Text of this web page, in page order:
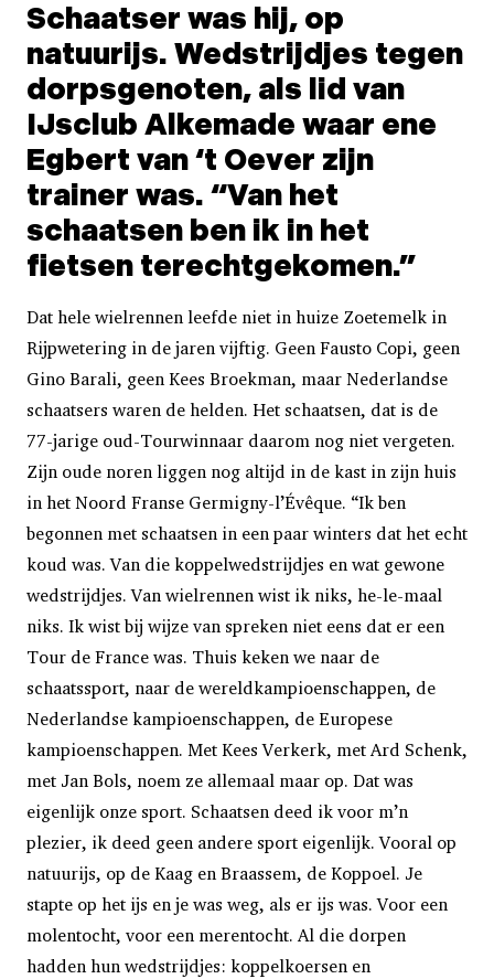
Schaatser was hij, op
natuurijs. Wedstrijdjes tegen
dorpsgenoten, als lid van
IJsclub Alkemade waar ene
Egbert van ‘t Oever zijn
trainer was. “Van het
schaatsen ben ik in het
fietsen terechtgekomen.”
Dat hele wielrennen leefde niet in huize Zoetemelk in
Rijpwetering in de jaren vijftig. Geen Fausto Copi, geen
Gino Barali, geen Kees Broekman, maar Nederlandse
schaatsers waren de helden. Het schaatsen, dat is de
77-jarige oud-Tourwinnaar daarom nog niet vergeten.
Zijn oude noren liggen nog altijd in de kast in zijn huis
in het Noord Franse Germigny-l’Évêque. “Ik ben
begonnen met schaatsen in een paar winters dat het echt
koud was. Van die koppelwedstrijdjes en wat gewone
wedstrijdjes. Van wielrennen wist ik niks, he-le-maal
niks. Ik wist bij wijze van spreken niet eens dat er een
Tour de France was. Thuis keken we naar de
schaatssport, naar de wereldkampioenschappen, de
Nederlandse kampioenschappen, de Europese
kampioenschappen. Met Kees Verkerk, met Ard Schenk,
met Jan Bols, noem ze allemaal maar op. Dat was
eigenlijk onze sport. Schaatsen deed ik voor m’n
plezier, ik deed geen andere sport eigenlijk. Vooral op
natuurijs, op de Kaag en Braassem, de Koppoel. Je
stapte op het ijs en je was weg, als er ijs was. Voor een
molentocht, voor een merentocht. Al die dorpen
hadden hun wedstrijdjes: koppelkoersen en